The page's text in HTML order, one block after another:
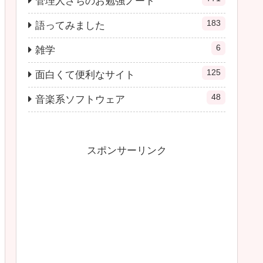
語ってみました 183
雑学 6
面白くて便利なサイト 125
音楽系ソフトウェア 48
スポンサーリンク